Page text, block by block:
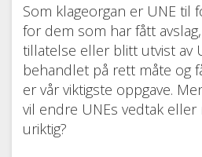
Som klageorgan er UNE til
for dem som har fått
tillatelse eller blitt utvist av
behandlet på rett måte og
er vår viktigste oppgave.
vil endre UNEs vedtak
uriktig?